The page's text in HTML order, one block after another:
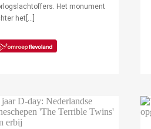
Het monument
het[…]